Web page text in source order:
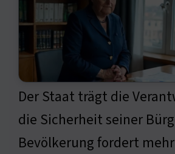
Der Staat trägt die
die Sicherheit seiner
Bevölkerung fordert